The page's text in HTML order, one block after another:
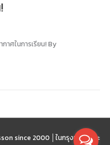
าศในการเรียน! By
since 2000 │ ในกรุงเทพฯ และ